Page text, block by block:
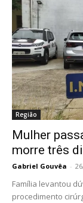
Região
Mulher
morre três
Gabriel Gouvêa -
Família levantou
procedimento